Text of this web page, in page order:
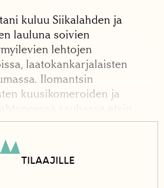
kuluu Siikalahden ja
lauluna soivien
lehtojen
laatokankarjalaisten
Ilomantsin
kuusikomeroiden ja
rauhassa etsin
ja ison kesän taitteessa
uudestaan ihailemassa
sukupolvea, juuri
siivilleen. Kevättalvella
TILAAJILLE